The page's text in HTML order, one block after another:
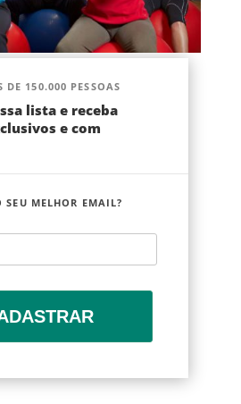
DE 150.000 PESSOAS
lista e receba
e com
SEU MELHOR EMAIL?